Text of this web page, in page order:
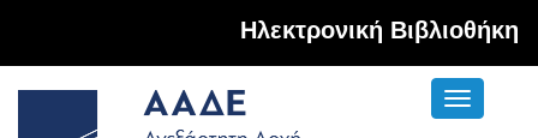
Hλεκτρονική Βιβλιοθήκη
Toggle